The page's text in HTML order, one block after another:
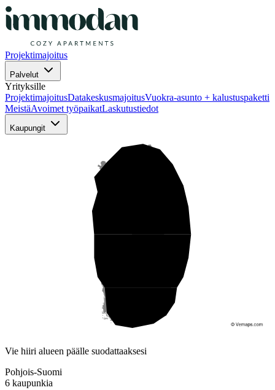
Projektimajoitus
Palvelut
Yrityksille
ProjektimajoitusDatakeskusmajoitusVuokra-asunto + kalustuspaketti
MeistäAvoimet työpaikatLaskutustiedot
Kaupungit
Vie hiiri alueen päälle suodattaaksesi
Pohjois-Suomi
6 kaupunkia